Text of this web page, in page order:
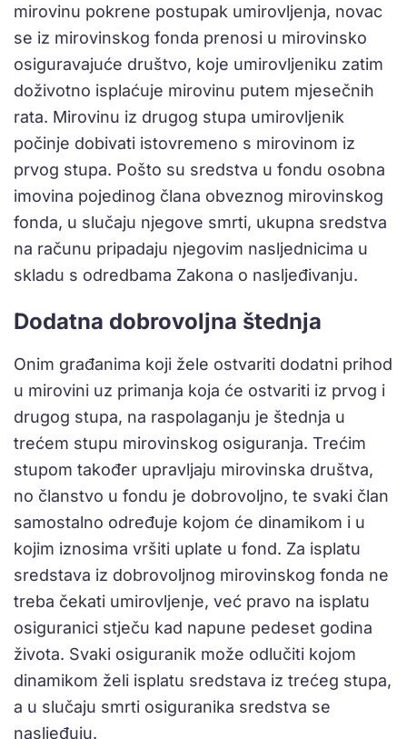
mirovinu pokrene postupak umirovljenja, novac
se iz mirovinskog fonda prenosi u mirovinsko
osiguravajuće društvo, koje umirovljeniku zatim
doživotno isplaćuje mirovinu putem mjesečnih
rata. Mirovinu iz drugog stupa umirovljenik
počinje dobivati istovremeno s mirovinom iz
prvog stupa. Pošto su sredstva u fondu osobna
imovina pojedinog člana obveznog mirovinskog
fonda, u slučaju njegove smrti, ukupna sredstva
na računu pripadaju njegovim nasljednicima u
skladu s odredbama Zakona o nasljeđivanju.
Dodatna dobrovoljna štednja
Onim građanima koji žele ostvariti dodatni prihod
u mirovini uz primanja koja će ostvariti iz prvog i
drugog stupa, na raspolaganju je štednja u
trećem stupu mirovinskog osiguranja. Trećim
stupom također upravljaju mirovinska društva,
no članstvo u fondu je dobrovoljno, te svaki član
samostalno određuje kojom će dinamikom i u
kojim iznosima vršiti uplate u fond. Za isplatu
sredstava iz dobrovoljnog mirovinskog fonda ne
treba čekati umirovljenje, već pravo na isplatu
osiguranici stječu kad napune pedeset godina
života. Svaki osiguranik može odlučiti kojom
dinamikom želi isplatu sredstava iz trećeg stupa,
a u slučaju smrti osiguranika sredstva se
nasljeđuju.